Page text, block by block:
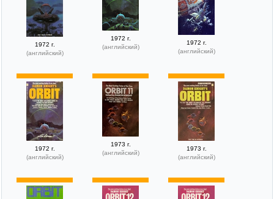
1972 г.
(английский)
1972 г.
(английский)
1972 г.
(английский)
1972 г.
(английский)
1973 г.
(английский)
1973 г.
(английский)